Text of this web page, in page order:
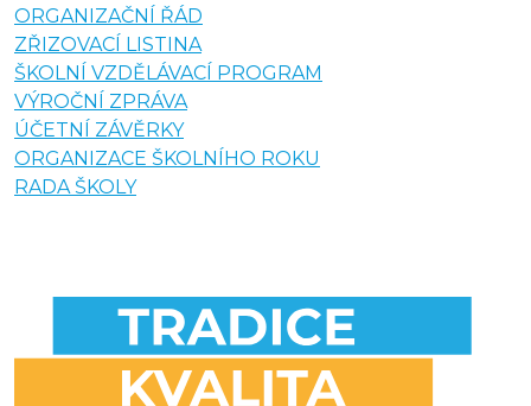
ORGANIZAČNÍ ŘÁD
ZŘIZOVACÍ LISTINA
ŠKOLNÍ VZDĚLÁVACÍ PROGRAM
VÝROČNÍ ZPRÁVA
ÚČETNÍ ZÁVĚRKY
ORGANIZACE ŠKOLNÍHO ROKU
RADA ŠKOLY